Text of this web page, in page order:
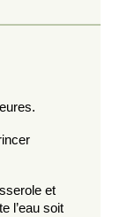
et
l’eau soit